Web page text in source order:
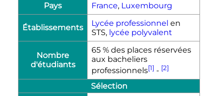
Pays France, Luxembourg
Établissements Lycée professionnel en
STS, lycée polyvalent
Nombre
d'étudiants
65 % des places réservées
aux bacheliers
professionnels[1] - [2]
Sélection